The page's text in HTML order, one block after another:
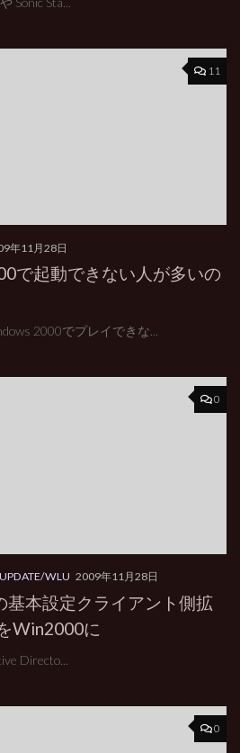
11
年11月28日
で起動できない人が多いの
2000でプレイできな...
0
WLU 2009年11月28日
基本設定クライアント側拡
Win2000に
Directo...
0